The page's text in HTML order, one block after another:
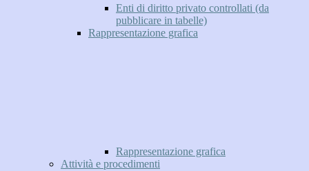
Enti di diritto privato controllati (da
pubblicare in tabelle)
Rappresentazione grafica
Rappresentazione grafica
Attività e procedimenti